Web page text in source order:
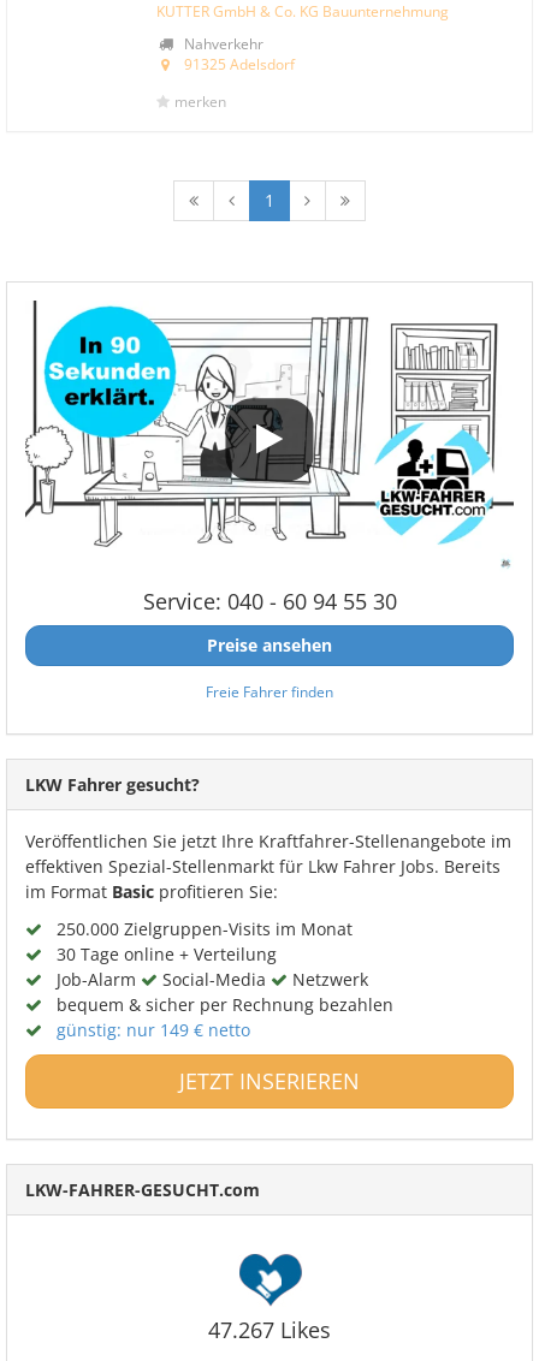
KUTTER GmbH & Co. KG Bauunternehmung
Nahverkehr
91325 Adelsdorf
merken
1
Service: 040 - 60 94 55 30
Preise ansehen
Freie Fahrer finden
LKW Fahrer gesucht?
Veröffentlichen Sie jetzt Ihre Kraftfahrer-Stellenangebote im
effektiven Spezial-Stellenmarkt für Lkw Fahrer Jobs. Bereits
im Format Basic profitieren Sie:
250.000 Zielgruppen-Visits im Monat
30 Tage online + Verteilung
Job-Alarm
Social-Media
Netzwerk
bequem & sicher per Rechnung bezahlen
günstig: nur 149 € netto
JETZT INSERIEREN
LKW-FAHRER-GESUCHT.com
47.267 Likes